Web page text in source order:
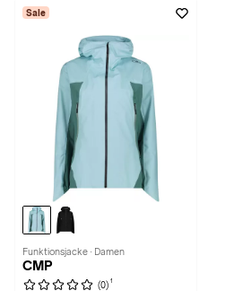
Sale
Funktionsjacke · Damen
CMP
(0) 1